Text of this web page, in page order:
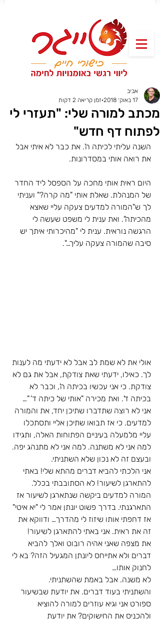
מכתב למורה שלי: "תעזרי לי
לפתוח דף חדש"
אביב
17 באוק׳ 2018
זמן קריאה 2 דקות
השנה עליתי לכיתה ה'. את כבר לא איתי אבל
את רואה אותי במסדרונות.
היום ראית אותי מחכה על הספסל ליד החדר
של המנהלת. שאלת אותי "מה קרה?" ועניתי
לך ש"המורה למדעים צעקה עליי שאצא
מהכיתה". ואת ענית לי משפט שעשה לי
הרגשה נוראית. ענית לי "מהיכרותי איתך יש
סיבה שהמורה צעקה עליך…".
אולי את לא שמת לב אבל לא ידעתי מה לענות
לך. כאילו, ידעתי שאת צודקת, אבל את גם לא
צודקת. כי אני עכשיו בכיתה ה', וכבר לא
בכיתה ד'. ואת מכירה "אותי של כיתה ד' "…
אני לא רוצה שתדברו שתיכן יחד, את והמורה
למדעים. כי אז תבואו שתיכן אליי ותסתכלו
עליי מלמעלה בעיניים הפתוחות האלה, ותגידו
למה אני לא משתנה. למה אני לא מתנהג יפה.
ובעצם זה לא נכון שלא השתניתי.
אני הלכתי להביא דברים מהתא שלי! באתי
להתארגן לשיעור! לא הסתובבתי בכלל.
המורה למדעים ביקשה שנתארגן לשיעור אז
התארגנתי. בדרך פשוט יונתן אמר לי "יא איטי"
אז דחפתי אותו שיזוז לי מהדרך… ודווקא את
זה את ראית. אני באתי להתארגן לשיעור!
את מצפה שאני אהיה רובוט ואלך להביא
דברים ולא אתייחס ליונתן המגעיל הזה? בא לי
לחנוק אותו…
לא משנה. אבל באמת שהשתניתי.
והשתניתי בעוד דברים. את יודעת שבשיעור
ספורט אני וגיא עוזרים למורה להוציא
ולהכניס את החישוקים? את יודעת